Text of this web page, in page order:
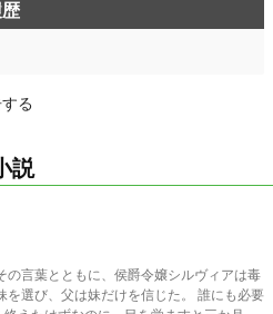
る
説